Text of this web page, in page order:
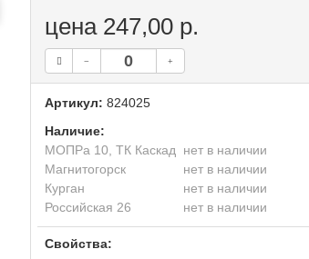
цена 247,00 р.
Артикул: 824025
Наличие:
МОПРа 10, ТК Каскад
нет в наличии
Магнитогорск
нет в наличии
Курган
нет в наличии
Российская 26
нет в наличии
Свойства: